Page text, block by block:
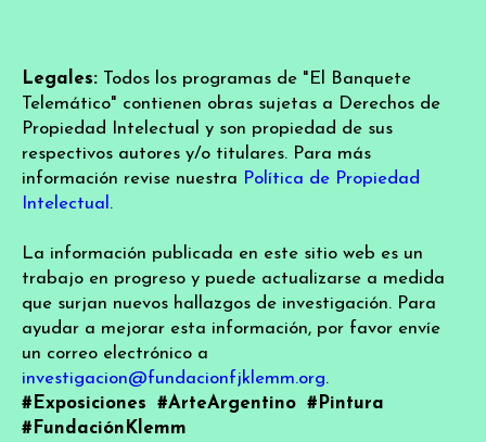
Legales: Todos los programas de "El Banquete
Telemático" contienen obras sujetas a Derechos de
Propiedad Intelectual y son propiedad de sus
respectivos autores y/o titulares. Para más
información revise nuestra Política de Propiedad
Intelectual .
La información publicada en este sitio web es un
trabajo en progreso y puede actualizarse a medida
que surjan nuevos hallazgos de investigación. Para
ayudar a mejorar esta información, por favor envíe
un correo electrónico a
investigacion@fundacionfjklemm.org.
#Exposiciones
#ArteArgentino #Pintura
#FundaciónKlemm